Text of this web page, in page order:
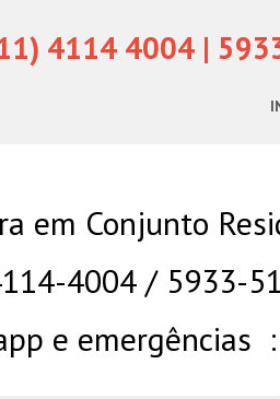
4114 4004 |
em Conjunto
4004 / 5933-
e emergências